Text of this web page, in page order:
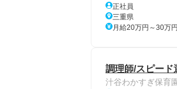
正社員
三重県
月給20万円～30万円
調理師/スピード
汁谷わかすぎ保育